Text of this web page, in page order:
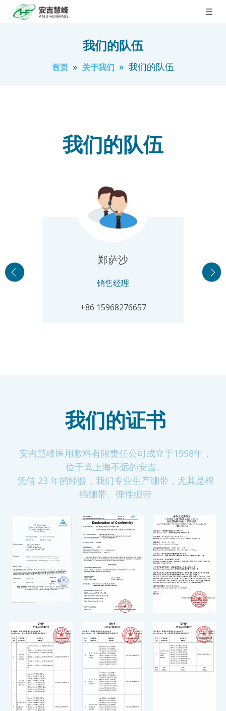
我们的队伍
首页 » 关于我们 » 我们的队伍
我们的队伍
郑萨沙
销售经理
​+86 15968276657
我们的证书
安吉慧峰医用敷料有限责任公司成立于1998年，
位于离上海不远的安吉。
凭借 23 年的经验，我们专业生产绷带，尤其是棉
绉绷带、弹性绷带